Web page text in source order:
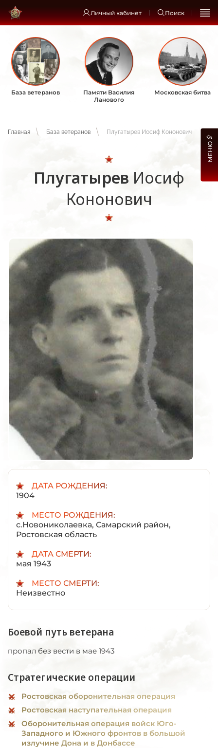
Личный кабинет Поиск
База ветеранов
Памяти Василия
Ланового
Московская битва
Главная База ветеранов Плугатырев Иосиф Кононович
Плугатырев Иосиф
Кононович
ДАТА РОЖДЕНИЯ:
1904
МЕСТО РОЖДЕНИЯ:
с.Новониколаевка, Самарский район,
Ростовская область
ДАТА СМЕРТИ:
мая 1943
МЕСТО СМЕРТИ:
Неизвестно
Боевой путь ветерана
пропал без вести в мае 1943
Стратегические операции
Ростовская оборонительная операция
Ростовская наступательная операция
Оборонительная операция войск Юго-
Западного и Южного фронтов в большой
излучине Дона и в Донбассе
МЕНЮ